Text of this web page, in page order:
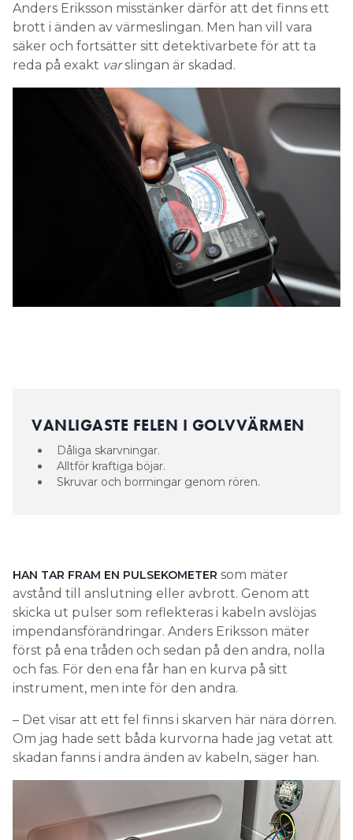
Anders Eriksson misstänker därför att det finns ett
brott i änden av värmeslingan. Men han vill vara
säker och fortsätter sitt detektivarbete för att ta
reda på exakt varslingan är skadad.
VANLIGASTE FELEN I GOLVVÄRMEN
Dåliga skarvningar.
Alltför kraftiga böjar.
Skruvar och borrningar genom rören.
HAN TAR FRAM EN PULSEKOMETER som mäter
avstånd till anslutning eller avbrott. Genom att
skicka ut pulser som reflekteras i kabeln avslöjas
impendansförändringar. Anders Eriksson mäter
först på ena tråden och sedan på den andra, nolla
och fas. För den ena får han en kurva på sitt
instrument, men inte för den andra.
– Det visar att ett fel finns i skarven här nära dörren.
Om jag hade sett båda kurvorna hade jag vetat att
skadan fanns i andra änden av kabeln, säger han.